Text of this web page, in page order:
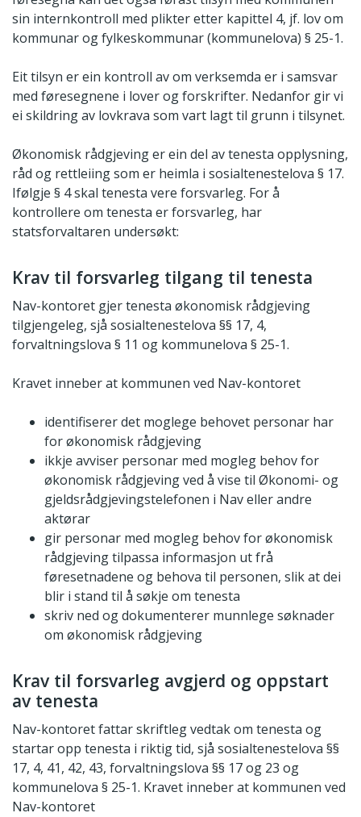
sin internkontroll med plikter etter kapittel 4, jf. lov om
kommunar og fylkeskommunar (kommunelova) § 25-1.
Eit tilsyn er ein kontroll av om verksemda er i samsvar
med føresegnene i lover og forskrifter. Nedanfor gir vi
ei skildring av lovkrava som vart lagt til grunn i tilsynet.
Økonomisk rådgjeving er ein del av tenesta opplysning,
råd og rettleiing som er heimla i sosialtenestelova § 17.
Ifølgje § 4 skal tenesta vere forsvarleg. For å
kontrollere om tenesta er forsvarleg, har
statsforvaltaren undersøkt:
Krav til forsvarleg tilgang til tenesta
Nav-kontoret gjer tenesta økonomisk rådgjeving
tilgjengeleg, sjå sosialtenestelova §§ 17, 4,
forvaltningslova § 11 og kommunelova § 25-1.
Kravet inneber at kommunen ved Nav-kontoret
identifiserer det moglege behovet personar har
for økonomisk rådgjeving
ikkje avviser personar med mogleg behov for
økonomisk rådgjeving ved å vise til Økonomi- og
gjeldsrådgjevingstelefonen i Nav eller andre
aktørar
gir personar med mogleg behov for økonomisk
rådgjeving tilpassa informasjon ut frå
føresetnadene og behova til personen, slik at dei
blir i stand til å søkje om tenesta
skriv ned og dokumenterer munnlege søknader
om økonomisk rådgjeving
Krav til forsvarleg avgjerd og oppstart
av tenesta
Nav-kontoret fattar skriftleg vedtak om tenesta og
startar opp tenesta i riktig tid, sjå sosialtenestelova §§
17, 4, 41, 42, 43, forvaltningslova §§ 17 og 23 og
kommunelova § 25-1. Kravet inneber at kommunen ved
Nav-kontoret